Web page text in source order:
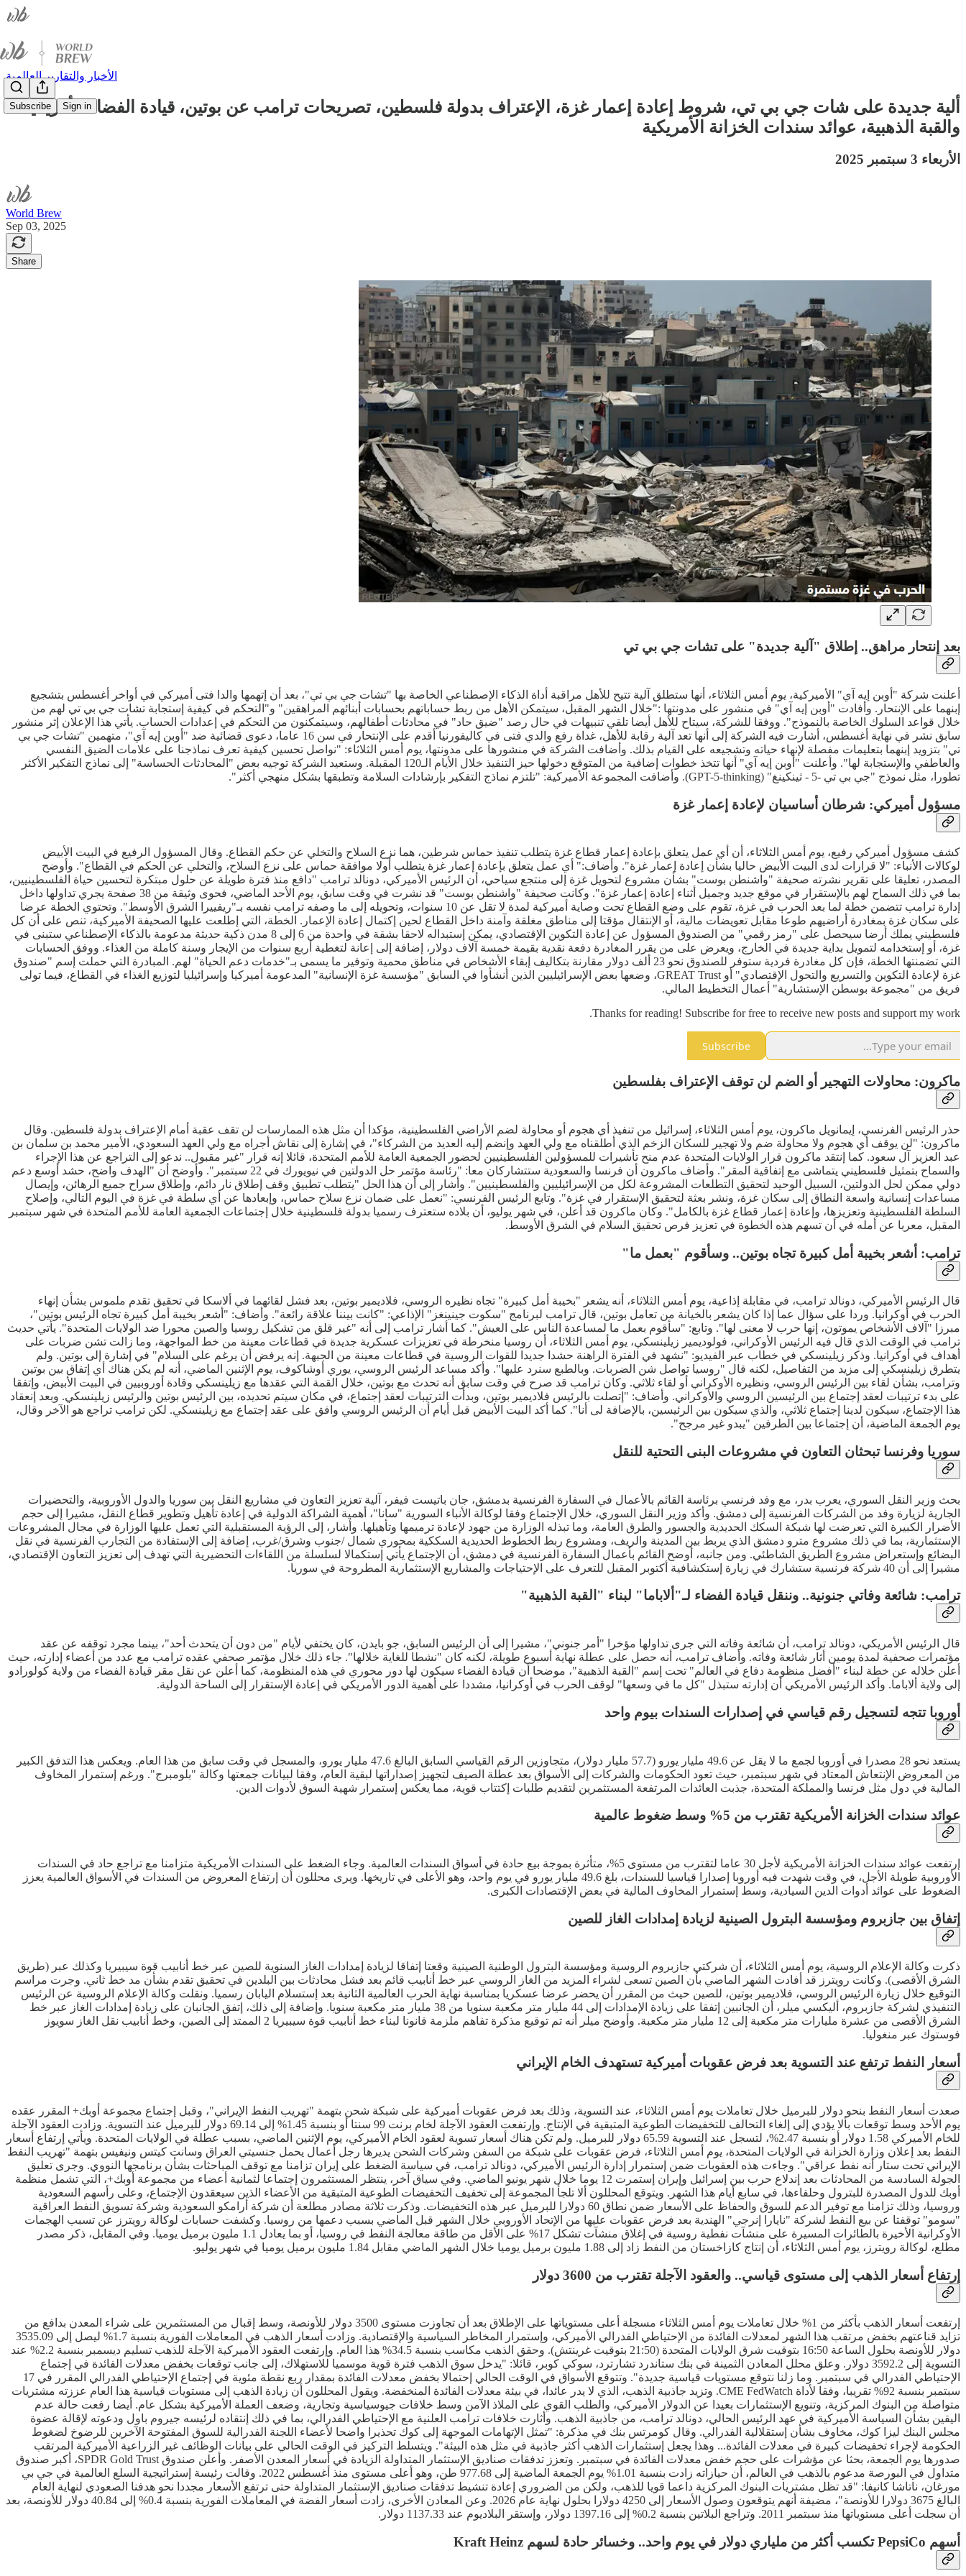
Subscribe Sign in
الأخبار والتقارير العالمية
ألية جديدة على شات جي بي تي، شروط إعادة إعمار غزة، الإعتراف بدولة فلسطين، تصريحات ترامب عن بوتين، قيادة الفضاء الأمريكية
والقبة الذهبية، عوائد سندات الخزانة الأمريكية
الأربعاء 3 سبتمبر 2025
World Brew
Sep 03, 2025
Share
بعد إنتحار مراهق.. إطلاق "آلية جديدة" على تشات جي بي تي
أعلنت شركة "أوبن إيه آي" الأميركية، يوم أمس الثلاثاء، أنها ستطلق آلية تتيح للأهل مراقبة أداة الذكاء الإصطناعي الخاصة بها "تشات جي بي تي"، بعد أن إتهمها والدا فتى أميركي في أواخر أغسطس بتشجيع
إبنهما على الإنتحار. وأفادت "أوبن إيه آي" في منشور على مدونتها :"خلال الشهر المقبل، سيتمكن الأهل من ربط حساباتهم بحسابات أبنائهم المراهقين" و"التحكم في كيفية إستجابة تشات جي بي تي لهم من
خلال قواعد السلوك الخاصة بالنموذج". ووفقا للشركة، سيتاح للأهل أيضا تلقي تنبيهات في حال رصد "ضيق حاد" في محادثات أطفالهم، وسيتمكنون من التحكم في إعدادات الحساب. يأتي هذا الإعلان إثر منشور
سابق نشر في نهاية أغسطس، أشارت فيه الشركة إلى أنها تعد آلية رقابة للأهل، غداة رفع والدي فتى في كاليفورنيا أقدم على الإنتحار في سن 16 عاما، دعوى قضائية ضد "أوبن إيه آي"، متهمين "تشات جي بي
تي" بتزويد إبنهما بتعليمات مفصلة لإنهاء حياته وتشجيعه على القيام بذلك. وأضافت الشركة في منشورها على مدونتها، يوم أمس الثلاثاء: "نواصل تحسين كيفية تعرف نماذجنا على علامات الضيق النفسي
والعاطفي والإستجابة لها". وأعلنت "أوبن إيه آي" أنها تتخذ خطوات إضافية من المتوقع دخولها حيز التنفيذ خلال الأيام الـ120 المقبلة. وستعيد الشركة توجيه بعض "المحادثات الحساسة" إلى نماذج التفكير الأكثر
تطورا، مثل نموذج "جي بي تي -5 - ثينكينغ" (GPT-5-thinking). وأضافت المجموعة الأميركية: "تلتزم نماذج التفكير بإرشادات السلامة وتطبقها بشكل منهجي أكثر".
مسؤول أميركي: شرطان أساسيان لإعادة إعمار غزة
كشف مسؤول أميركي رفيع، يوم أمس الثلاثاء، أن أي عمل يتعلق بإعادة إعمار قطاع غزة يتطلب تنفيذ حماس شرطين، هما نزع السلاح والتخلي عن حكم القطاع. وقال المسؤول الرفيع في البيت الأبيض
لوكالات الأنباء: "لا قرارات لدى البيت الأبيض حاليا بشأن إعادة إعمار غزة". وأضاف:" أي عمل يتعلق بإعادة إعمار غزة يتطلب أولا موافقة حماس على نزع السلاح، والتخلي عن الحكم في القطاع". وأوضح
المصدر، تعليقا على تقرير نشرته صحيفة "واشنطن بوست" بشأن مشروع لتحويل غزة إلى منتجع سياحي، أن الرئيس الأميركي، دونالد ترامب "دافع منذ فترة طويلة عن حلول مبتكرة لتحسين حياة الفلسطينيين،
بما في ذلك السماح لهم بالإستقرار في موقع جديد وجميل أثناء إعادة إعمار غزة". وكانت صحيفة "واشنطن بوست" قد نشرت في وقت سابق، يوم الأحد الماضي، فحوى وثيقة من 38 صفحة يجري تداولها داخل
إدارة ترامب تتضمن خطة لما بعد الحرب في غزة، تقوم على وضع القطاع تحت وصاية أميركية لمدة لا تقل عن 10 سنوات، وتحويله إلى ما وصفه ترامب نفسه بـ"ريفييرا الشرق الأوسط". وتحتوي الخطة عرضا
على سكان غزة بمغادرة أراضيهم طوعا مقابل تعويضات مالية، أو الإنتقال مؤقتا إلى مناطق مغلقة وآمنة داخل القطاع لحين إكتمال إعادة الإعمار. الخطة، التي إطلعت عليها الصحيفة الأميركية، تنص على أن كل
فلسطيني يملك أرضا سيحصل على "رمز رقمي" من الصندوق المسؤول عن إعادة التكوين الإقتصادي، يمكن إستبداله لاحقا بشقة في واحدة من 6 إلى 8 مدن ذكية حديثة مدعومة بالذكاء الإصطناعي ستبنى في
غزة، أو إستخدامه لتمويل بداية جديدة في الخارج، ويعرض على من يقرر المغادرة دفعة نقدية بقيمة خمسة آلاف دولار، إضافة إلى إعانة لتغطية أربع سنوات من الإيجار وسنة كاملة من الغذاء. ووفق الحسابات
التي تضمنتها الخطة، فإن كل مغادرة فردية ستوفر للصندوق نحو 23 ألف دولار مقارنة بتكاليف إبقاء الأشخاص في مناطق محمية وتوفير ما يسمى بـ"خدمات دعم الحياة" لهم. المبادرة التي حملت إسم "صندوق
غزة لإعادة التكوين والتسريع والتحول الإقتصادي" أو GREAT Trust، وضعها بعض الإسرائيليين الذين أنشأوا في السابق "مؤسسة غزة الإنسانية" المدعومة أميركيا وإسرائيليا لتوزيع الغذاء في القطاع، فيما تولى
فريق من "مجموعة بوسطن الإستشارية" أعمال التخطيط المالي.
Thanks for reading! Subscribe for free to receive new posts and support my work.
Subscribe
ماكرون: محاولات التهجير أو الضم لن توقف الإعتراف بفلسطين
حذر الرئيس الفرنسي، إيمانويل ماكرون، يوم أمس الثلاثاء، إسرائيل من تنفيذ أي هجوم أو محاولة لضم الأراضي الفلسطينية، مؤكدا أن مثل هذه الممارسات لن تقف عقبة أمام الإعتراف بدولة فلسطين. وقال
ماكرون: "لن يوقف أي هجوم ولا محاولة ضم ولا تهجير للسكان الزخم الذي أطلقناه مع ولي العهد وإنضم إليه العديد من الشركاء"، في إشارة إلى نقاش أجراه مع ولي العهد السعودي، الأمير محمد بن سلمان بن
عبد العزيز آل سعود. كما إنتقد ماكرون قرار الولايات المتحدة عدم منح تأشيرات للمسؤولين الفلسطينيين لحضور الجمعية العامة للأمم المتحدة، قائلا إنه قرار "غير مقبول.. ندعو إلى التراجع عن هذا الإجراء
والسماح بتمثيل فلسطيني يتماشى مع إتفاقية المقر". وأضاف ماكرون أن فرنسا والسعودية ستتشاركان معا: "رئاسة مؤتمر حل الدولتين في نيويورك في 22 سبتمبر". وأوضح أن "الهدف واضح، حشد أوسع دعم
دولي ممكن لحل الدولتين، السبيل الوحيد لتحقيق التطلعات المشروعة لكل من الإسرائيليين والفلسطينيين". وأشار إلى أن هذا الحل "يتطلب تطبيق وقف إطلاق نار دائم، وإطلاق سراح جميع الرهائن، وإيصال
مساعدات إنسانية واسعة النطاق إلى سكان غزة، ونشر بعثة لتحقيق الإستقرار في غزة". وتابع الرئيس الفرنسي: "نعمل على ضمان نزع سلاح حماس، وإبعادها عن أي سلطة في غزة في اليوم التالي، وإصلاح
السلطة الفلسطينية وتعزيزها، وإعادة إعمار قطاع غزة بالكامل". وكان ماكرون قد أعلن، في شهر يوليو، أن بلاده ستعترف رسميا بدولة فلسطينية خلال إجتماعات الجمعية العامة للأمم المتحدة في شهر سبتمبر
المقبل، معربا عن أمله في أن تسهم هذه الخطوة في تعزيز فرص تحقيق السلام في الشرق الأوسط.
ترامب: أشعر بخيبة أمل كبيرة تجاه بوتين.. وسأقوم "بعمل ما"
قال الرئيس الأميركي، دونالد ترامب، في مقابلة إذاعية، يوم أمس الثلاثاء، أنه يشعر "بخيبة أمل كبيرة" تجاه نظيره الروسي، فلاديمير بوتين، بعد فشل لقائهما في ألاسكا في تحقيق تقدم ملموس بشأن إنهاء
الحرب في أوكرانيا. وردا على سؤال عما إذا كان يشعر بالخيانة من تعامل بوتين، قال ترامب لبرنامج "سكوت جينينغز" الإذاعي: "كانت بيننا علاقة رائعة". وأضاف: "أشعر بخيبة أمل كبيرة تجاه الرئيس بوتين"،
مبرزا "آلاف الأشخاص يموتون، إنها حرب لا معنى لها". وتابع: "سأقوم بعمل ما لمساعدة الناس على العيش". كما أشار ترامب إلى أنه "غير قلق من تشكيل روسيا والصين محورا ضد الولايات المتحدة". يأتي حديث
ترامب في الوقت الذي قال فيه الرئيس الأوكراني، فولوديمير زيلينسكي، يوم أمس الثلاثاء، أن روسيا منخرطة في تعزيزات عسكرية جديدة في قطاعات معينة من خط المواجهة، وما زالت تشن ضربات على
أهداف في أوكرانيا. وذكر زيلينسكي في خطاب عبر الفيديو: "نشهد في الفترة الراهنة حشدا جديدا للقوات الروسية في قطاعات معينة من الجبهة. إنه يرفض أن يرغم على السلام" في إشارة إلى بوتين. ولم
يتطرق زيلينسكي إلى مزيد من التفاصيل، لكنه قال "روسيا تواصل شن الضربات. وبالطبع سنرد عليها". وأكد مساعد الرئيس الروسي، يوري أوشاكوف، يوم الإثنين الماضي، أنه لم يكن هناك أي إتفاق بين بوتين
وترامب، بشأن لقاء بين الرئيس الروسي، ونظيره الأوكراني أو لقاء ثلاثي. وكان ترامب قد صرح في وقت سابق أنه تحدث مع بوتين، خلال القمة التي عقدها مع زيلينسكي وقادة أوروبيين في البيت الأبيض، وإتفقا
على بدء ترتيبات لعقد إجتماع بين الرئيسين الروسي والأوكراني. وأضاف: "إتصلت بالرئيس فلاديمير بوتين، وبدأت الترتيبات لعقد إجتماع، في مكان سيتم تحديده، بين الرئيس بوتين والرئيس زيلينسكي. وبعد إنعقاد
هذا الإجتماع، سيكون لدينا إجتماع ثلاثي، والذي سيكون بين الرئيسين، بالإضافة لى أنا". كما أكد البيت الأبيض قبل أيام أن الرئيس الروسي وافق على عقد إجتماع مع زيلينسكي. لكن ترامب تراجع هو الآخر وقال،
يوم الجمعة الماضية، أن إجتماعا بين الطرفين "يبدو غير مرجح".
سوريا وفرنسا تبحثان التعاون في مشروعات البنى التحتية للنقل
بحث وزير النقل السوري، يعرب بدر، مع وفد فرنسي برئاسة القائم بالأعمال في السفارة الفرنسية بدمشق، جان باتيست فيفر، آلية تعزيز التعاون في مشاريع النقل بين سوريا والدول الأوروبية، والتحضيرات
الجارية لزيارة وفد من الشركات الفرنسية إلى دمشق. وأكد وزير النقل السوري، خلال الإجتماع وفقا لوكالة الأنباء السورية "سانا"، أهمية الشراكة الدولية في إعادة تأهيل وتطوير قطاع النقل، مشيرا إلى حجم
الأضرار الكبيرة التي تعرضت لها شبكة السكك الحديدية والجسور والطرق العامة، وما تبذله الوزارة من جهود لإعادة ترميمها وتأهيلها. وأشار، إلى الرؤية المستقبلية التي تعمل عليها الوزارة في مجال المشروعات
الإستثمارية، بما في ذلك مشروع مترو دمشق الذي يربط بين المدينة والريف، ومشروع ربط الخطوط الحديدية السككية بمحوري شمال /جنوب وشرق/غرب، إضافة إلى الإستفادة من التجارب الفرنسية في نقل
البضائع وإستعراض مشروع الطريق الشاطئي. ومن جانبه، أوضح القائم بأعمال السفارة الفرنسية في دمشق، أن الإجتماع يأتي إستكمالا لسلسلة من اللقاءات التحضيرية التي تهدف إلى تعزيز التعاون الإقتصادي،
مشيرا إلى أن 40 شركة فرنسية ستشارك في زيارة إستكشافية أكتوبر المقبل للتعرف على الإحتياجات والمشاريع الإستثمارية المطروحة في سوريا.
ترامب: شائعة وفاتي جنونية.. وننقل قيادة الفضاء لـ"ألاباما" لبناء "القبة الذهبية"
قال الرئيس الأمريكي، دونالد ترامب، أن شائعة وفاته التي جرى تداولها مؤخرا "أمر جنوني"، مشيرا إلى أن الرئيس السابق، جو بايدن، كان يختفي لأيام "من دون أن يتحدث أحد"، بينما مجرد توقفه عن عقد
مؤتمرات صحفية لمدة يومين أثار شائعة وفاته. وأضاف ترامب، أنه حصل على عطلة نهاية أسبوع طويلة، لكنه كان "نشطا للغاية خلالها". جاء ذلك خلال مؤتمر صحفي عقده ترامب مع عدد من أعضاء إدارته، حيث
أعلن خلاله عن خطة لبناء "أفضل منظومة دفاع في العالم" تحت إسم "القبة الذهبية"، موضحا أن قيادة الفضاء سيكون لها دور محوري في هذه المنظومة، كما أعلن عن نقل مقر قيادة الفضاء من ولاية كولورادو
إلى ولاية ألاباما. وأكد الرئيس الأمريكي أن إدارته ستبذل "كل ما في وسعها" لوقف الحرب في أوكرانيا، مشددا على أهمية الدور الأمريكي في إعادة الإستقرار إلى الساحة الدولية.
أوروبا تتجه لتسجيل رقم قياسي في إصدارات السندات بيوم واحد
يستعد نحو 28 مصدرا في أوروبا لجمع ما لا يقل عن 49.6 مليار يورو (57.7 مليار دولار)، متجاوزين الرقم القياسي السابق البالغ 47.6 مليار يورو، والمسجل في وقت سابق من هذا العام. ويعكس هذا التدفق الكبير
من المعروض الإنتعاش المعتاد في شهر سبتمبر، حيث تعود الحكومات والشركات إلى الأسواق بعد عطلة الصيف لتجهيز إصداراتها لبقية العام، وفقا لبيانات جمعتها وكالة "بلومبرج". ورغم إستمرار المخاوف
المالية في دول مثل فرنسا والمملكة المتحدة، جذبت العائدات المرتفعة المستثمرين لتقديم طلبات إكتتاب قوية، مما يعكس إستمرار شهية السوق لأدوات الدين.
عوائد سندات الخزانة الأمريكية تقترب من 5% وسط ضغوط عالمية
إرتفعت عوائد سندات الخزانة الأمريكية لأجل 30 عاما لتقترب من مستوى 5%، متأثرة بموجة بيع حادة في أسواق السندات العالمية. وجاء الضغط على السندات الأمريكية متزامنا مع تراجع حاد في السندات
الأوروبية طويلة الأجل، في وقت شهدت فيه أوروبا إصدارا قياسيا للسندات، بلغ 49.6 مليار يورو في يوم واحد، وهو الأعلى في تاريخها. ويرى محللون أن إرتفاع المعروض من السندات في الأسواق العالمية يعزز
الضغوط على عوائد أدوات الدين السيادية، وسط إستمرار المخاوف المالية في بعض الإقتصادات الكبرى.
إتفاق بين جازبروم ومؤسسة البترول الصينية لزيادة إمدادات الغاز للصين
ذكرت وكالة الإعلام الروسية، يوم أمس الثلاثاء، أن شركتي جازبروم الروسية ومؤسسة البترول الوطنية الصينية وقعتا إتفاقا لزيادة إمدادات الغاز السنوية للصين عبر خط أنابيب قوة سيبيريا وكذلك عبر (طريق
الشرق الأقصى). وكانت رويترز قد أفادت الشهر الماضي بأن الصين تسعى لشراء المزيد من الغاز الروسي عبر خط أنابيب قائم بعد فشل محادثات بين البلدين في تحقيق تقدم بشأن مد خط ثاني. وجرت مراسم
التوقيع خلال زيارة الرئيس الروسي، فلاديمير بوتين، للصين حيث من المقرر أن يحضر عرضا عسكريا بمناسبة نهاية الحرب العالمية الثانية بعد إستسلام اليابان رسميا. ونقلت وكالة الإعلام الروسية عن الرئيس
التنفيذي لشركة جازبروم، أليكسي ميلر، أن الجانبين إتفقا على زيادة الإمدادات إلى 44 مليار متر مكعبة سنويا من 38 مليار متر مكعبة سنويا. وإضافة إلى ذلك، إتفق الجانبان على زيادة إمدادات الغاز عبر خط
الشرق الأقصى من عشرة مليارات متر مكعبة إلى 12 مليار متر مكعبة. وأوضح ميلر أنه تم توقيع مذكرة تفاهم ملزمة قانونا لبناء خط أنابيب قوة سيبيريا 2 الممتد إلى الصين، وخط أنابيب نقل الغاز سويوز
فوستوك عبر منغوليا.
أسعار النفط ترتفع عند التسوية بعد فرض عقوبات أميركية تستهدف الخام الإيراني
صعدت أسعار النفط بنحو دولار للبرميل خلال تعاملات يوم أمس الثلاثاء، عند التسوية، وذلك بعد فرض عقوبات أميركية على شبكة شحن بتهمة "تهريب النفط الإيراني"، وقبل إجتماع مجموعة أوبك+ المقرر عقده
يوم الأحد وسط توقعات بألا يؤدي إلى إلغاء التحالف للتخفيضات الطوعية المتبقية في الإنتاج. وإرتفعت العقود الآجلة لخام برنت 99 سنتا أو بنسبة 1.45% إلى 69.14 دولار للبرميل عند التسوية. وزادت العقود الآجلة
للخام الأميركي 1.58 دولار أو بنسبة 2.47%، لتسجل عند التسوية 65.59 دولار للبرميل. ولم تكن هناك أسعار تسوية لعقود الخام الأميركي، يوم الإثنين الماضي، بسبب عطلة في الولايات المتحدة. ويأتي إرتفاع أسعار
النفط بعد إعلان وزارة الخزانة في الولايات المتحدة، يوم أمس الثلاثاء، فرض عقوبات على شبكة من السفن وشركات الشحن يديرها رجل أعمال يحمل جنسيتي العراق وسانت كيتس ونيفيس بتهمة "تهريب النفط
الإيراني تحت ستار أنه نفط عراقي". وجاءت هذه العقوبات ضمن إستمرار إدارة الرئيس الأميركي، دونالد ترامب، في سياسة الضغط على إيران تزامنا مع توقف المباحثات بشأن برنامجها النووي. وجرى تعليق
الجولة السادسة من المحادثات بعد إندلاع حرب بين إسرائيل وإيران إستمرت 12 يوما خلال شهر يونيو الماضي. وفي سياق آخر، ينتظر المستثمرون إجتماعا لثمانية أعضاء من مجموعة أوبك+، التي تشمل منظمة
أوبك للدول المصدرة للبترول وحلفاءها، في سابع أيام هذا الشهر. ويتوقع المحللون ألا تلجأ المجموعة إلى تخفيف التخفيضات الطوعية المتبقية من الأعضاء الذين سيعقدون الإجتماع، وعلى رأسهم السعودية
وروسيا، وذلك تزامنا مع توفير الدعم للسوق والحفاظ على الأسعار ضمن نطاق 60 دولارا للبرميل عبر هذه التخفيضات. وذكرت ثلاثة مصادر مطلعة أن شركة أرامكو السعودية وشركة تسويق النفط العراقية
"سومو" توقفتا عن بيع النفط لشركة "نايارا إنرجي" الهندية بعد فرض عقوبات عليها من الإتحاد الأوروبي خلال الشهر قبل الماضي بسبب دعمها من روسيا. وكشفت حسابات لوكالة رويترز عن تسبب الهجمات
الأوكرانية الأخيرة بالطائرات المسيرة على منشآت نفطية روسية في إغلاق منشآت تشكل 17% على الأقل من طاقة معالجة النفط في روسيا، أو بما يعادل 1.1 مليون برميل يوميا. وفي المقابل، ذكر مصدر
مطلع، لوكالة رويترز، يوم أمس الثلاثاء، أن إنتاج كازاخستان من النفط زاد إلى 1.88 مليون برميل يوميا خلال الشهر الماضي مقابل 1.84 مليون برميل يوميا في شهر يوليو.
إرتفاع أسعار الذهب إلى مستوى قياسي.. والعقود الآجلة تقترب من 3600 دولار
إرتفعت أسعار الذهب بأكثر من 1% خلال تعاملات يوم أمس الثلاثاء مسجلة أعلى مستوياتها على الإطلاق بعد أن تجاوزت مستوى 3500 دولار للأونصة، وسط إقبال من المستثمرين على شراء المعدن بدافع من
تزايد قناعتهم بخفض مرتقب هذا الشهر لمعدلات الفائدة من الإحتياطي الفدرالي الأميركي، وإستمرار المخاطر السياسية والإقتصادية. وزادت أسعار الذهب في المعاملات الفورية بنسبة 1.7% ليصل إلى 3535.09
دولار للأونصة بحلول الساعة 16:50 بتوقيت شرق الولايات المتحدة (21:50 بتوقيت غرينتش). وحقق الذهب مكاسب بنسبة 34.5% هذا العام. وإرتفعت العقود الأميركية الآجلة للذهب تسليم ديسمبر بنسبة 2.2% عند
التسوية إلى 3592.2 دولار. وعلق محلل المعادن الثمينة في بنك ستاندرد تشارترد، سوكي كوبر، قائلا: "يدخل سوق الذهب فترة قوية موسميا للاستهلاك، إلى جانب توقعات بخفض معدلات الفائدة في إجتماع
الإحتياطي الفدرالي في سبتمبر. وما زلنا نتوقع مستويات قياسية جديدة". وتتوقع الأسواق في الوقت الحالي إحتمالا بخفض معدلات الفائدة بمقدار ربع نقطة مئوية في إجتماع الإحتياطي الفدرالي المقرر في 17
سبتمبر بنسبة 92% تقريبا، وفقا لأداة CME FedWatch. وتزيد جاذبية الذهب، الذي لا يدر عائدا، في بيئة معدلات الفائدة المنخفضة. ويقول المحللون أن زيادة الذهب إلى مستويات قياسية هذا العام عززته مشتريات
متواصلة من البنوك المركزية، وتنويع الإستثمارات بعيدا عن الدولار الأميركي، والطلب القوي على الملاذ الآمن وسط خلافات جيوسياسية وتجارية، وضعف العملة الأميركية بشكل عام. أيضا رفعت حالة عدم
اليقين بشأن السياسة الأميركية في عهد الرئيس الحالي، دونالد ترامب، من جاذبية الذهب. وأثارت خلافات ترامب العلنية مع الإحتياطي الفدرالي، بما في ذلك إنتقاده لرئيسه جيروم باول ودعوته لإقالة عضوة
مجلس البنك ليزا كوك، مخاوف بشأن إستقلالية الفدرالي. وقال كومرتس بنك في مذكرة: "تمثل الإتهامات الموجهة إلى كوك تحذيرا واضحا لأعضاء اللجنة الفدرالية للسوق المفتوحة الآخرين للرضوخ لضغوط
الحكومة لإجراء تخفيضات كبيرة في معدلات الفائدة... وهذا يجعل إستثمارات الذهب أكثر جاذبية في مثل هذه البيئة". ويتسلط التركيز في الوقت الحالي على بيانات الوظائف غير الزراعية الأميركية المرتقب
صدورها يوم الجمعة، بحثا عن مؤشرات على حجم خفض معدلات الفائدة في سبتمبر. وتعزز تدفقات صناديق الإستثمار المتداولة الزيادة في أسعار المعدن الأصفر. وأعلن صندوق SPDR Gold Trust، أكبر صندوق
متداول في البورصة مدعوم بالذهب في العالم، أن حيازاته زادت بنسبة 1.01% يوم الجمعة الماضية إلى 977.68 طن، وهو أعلى مستوى منذ أغسطس 2022. وقالت رئيسة إستراتيجية السلع العالمية في جي بي
مورغان، ناتاشا كانيفا: "قد تظل مشتريات البنوك المركزية داعما قويا للذهب، ولكن من الضروري إعادة تنشيط تدفقات صناديق الإستثمار المتداولة حتى ترتفع الأسعار مجددا نحو هدفنا الصعودي لنهاية العام
البالغ 3675 دولارا للأونصة"، مضيفة أنهم يتوقعون وصول الأسعار إلى 4250 دولارا بحلول نهاية عام 2026. وعن المعادن الأخرى، زادت أسعار الفضة في المعاملات الفورية بنسبة 0.4% إلى 40.84 دولار للأونصة، بعد
أن سجلت أعلى مستوياتها منذ سبتمبر 2011. وتراجع البلاتين بنسبة 0.2% إلى 1397.16 دولار، وإستقر البلاديوم عند 1137.33 دولار.
أسهم PepsiCo تكسب أكثر من ملياري دولار في يوم واحد.. وخسائر حادة لسهم Kraft Heinz